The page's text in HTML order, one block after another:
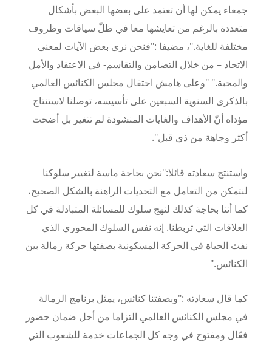
جمعاء يمكن لها أن تعتمد على بعضها البعض بأشكال
متعددة بالرغم من تعايشها معا في ظلّ سياقات وظروف
مختلفة للغاية."، مضيفا :"فنحن نرى بعض الآيات لمعنى
الاتحاد – من خلال التضامن والتقاسم- في الاعتقاد والأمل
والمحبة." "وعلى هامش احتفال مجلس الكنائس العالمي
بالذكرى السنوية السبعين على تأسيسه، توصلنا لاستنتاج
مؤداه أنّ الأهداف والغايات المنشودة لم تتغير بل أضحت
أكثر وجاهة من ذي قبل".
واستنتج سعادته قائلا:"نحن بحاجة ماسة لتغيير سلوكنا
لنتمكن من التعامل مع التحديات الراهنة بالشكل الصحيح،
كما أننا بحاجة كذلك لنهج سلوك للمسائلة المتبادلة في كل
العلاقات التي تربطنا. إنه نفس السلوك المحوري الذي
نفث الحياة في الحركة المسكونية بصفتها حركة زمالة بين
الكنائس."
كما قال سعادته :"وبصفتنا كنائس، يمثل برنامج الزمالة
في مجلس الكنائس العالمي التزاما من أجل ضمان حضور
فعّال ومفتوح في وجه كل الجماعات خدمة للشعوب التي